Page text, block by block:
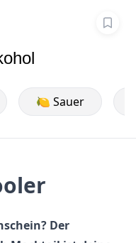
🍋 Sauer
Der